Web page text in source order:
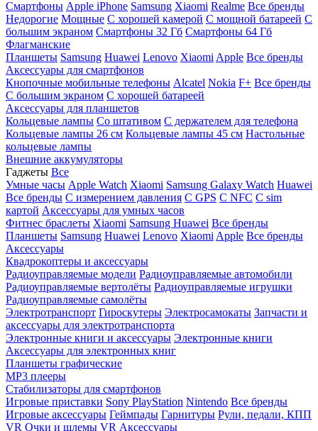
Смартфоны Apple iPhone Samsung Xiaomi Realme Все бренды
Недорогие Мощные С хорошей камерой С мощной батареей С
большим экраном Смартфоны 32 Гб Смартфоны 64 Гб
Флагманские
Планшеты Samsung Huawei Lenovo Xiaomi Apple Все бренды
Аксессуары для смартфонов
Кнопочные мобильные телефоны Alcatel Nokia F+ Все бренды
С большим экраном С хорошей батареей
Аксессуары для планшетов
Кольцевые лампы Со штативом C держателем для телефона
Кольцевые лампы 26 см Кольцевые лампы 45 см Настольные
кольцевые лампы
Внешние аккумуляторы
Гаджеты Все
Умные часы Apple Watch Xiaomi Samsung Galaxy Watch Huawei
Все бренды C измерением давления C GPS C NFC C sim
картой Аксессуары для умных часов
Фитнес браслеты Xiaomi Samsung Huawei Все бренды
Планшеты Samsung Huawei Lenovo Xiaomi Apple Все бренды
Аксессуары
Квадрокоптеры и аксессуары
Радиоуправляемые модели Радиоуправляемые автомобили
Радиоуправляемые вертолёты Радиоуправляемые игрушки
Радиоуправляемые самолёты
Электротранспорт Гироскутеры Электросамокаты Запчасти и
аксессуары для электротранспорта
Электронные книги и аксессуары Электронные книги
Аксессуары для электронных книг
Планшеты графические
MP3 плееры
Стабилизаторы для смартфонов
Игровые приставки Sony PlayStation Nintendo Все бренды
Игровые аксессуары Геймпады Гарнитуры Рули, педали, КПП
VR Очки и шлемы VR Аксессуары